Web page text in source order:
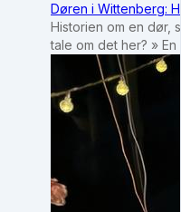
Døren i Wittenberg:
Historien om en dør,
tale om det her? »